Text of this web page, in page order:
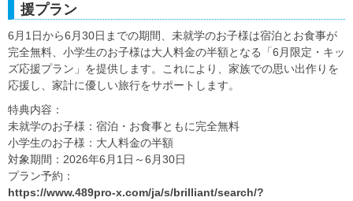
援プラン
6月1日から6月30日までの期間、未就学のお子様は宿泊とお食事が
完全無料、小学生のお子様は大人料金の半額となる「6月限定・キッ
ズ応援プラン」を提供します。これにより、家族での思い出作りを
応援し、家計に優しい旅行をサポートします。
特典内容：
未就学のお子様：宿泊・お食事ともに完全無料
小学生のお子様：大人料金の半額
対象期間：2026年6月1日～6月30日
プラン予約：
https://www.489pro-x.com/ja/s/brilliant/search/?